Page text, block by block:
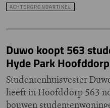
ACHTERGRONDARTIKEL
Duwo koopt 563
Hyde Park Hoofddorp
Studentenhuisvester
heeft in Hoofddorp 563
bouwen